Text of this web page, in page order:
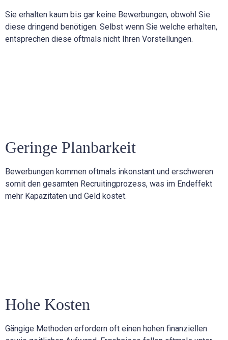
Sie erhalten kaum bis gar keine Bewerbungen, obwohl Sie
diese dringend benötigen. Selbst wenn Sie welche erhalten,
entsprechen diese oftmals nicht Ihren Vorstellungen.
Geringe Planbarkeit
Bewerbungen kommen oftmals inkonstant und erschweren
somit den gesamten Recruitingprozess, was im Endeffekt
mehr Kapazitäten und Geld kostet.
Hohe Kosten
Gängige Methoden erfordern oft einen hohen finanziellen